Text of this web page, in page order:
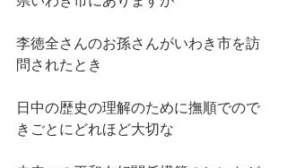
李徳全さんのお孫さんがいわき市を訪
問されたとき
日中の歴史の理解のために撫順でので
きごとにどれほど大切な